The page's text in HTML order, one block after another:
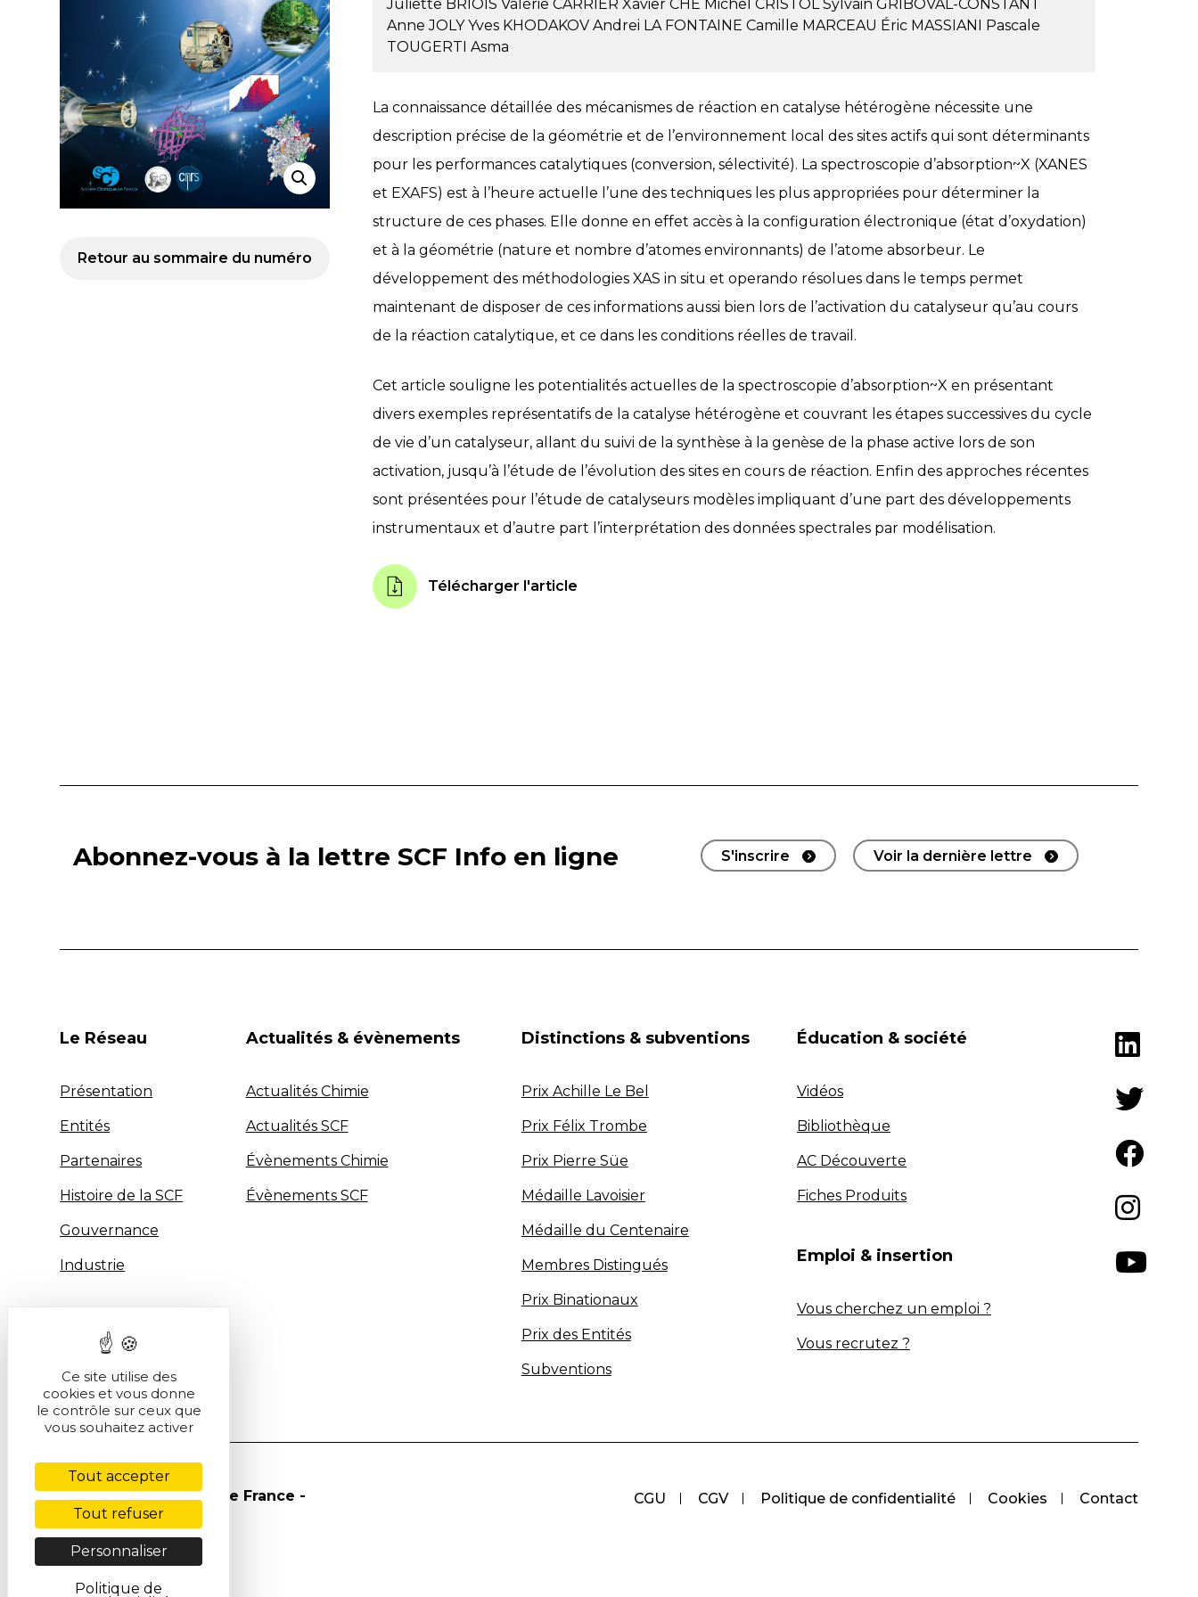
Retour au sommaire du numéro
Juliette BRIOIS Valérie CARRIER Xavier CHE Michel CRISTOL Sylvain GRIBOVAL-CONSTANT
AnneJOLY Yves KHODAKOV Andrei LA FONTAINE Camille MARCEAU Éric MASSIANI Pascale
TOUGERTI Asma
La connaissance détaillée des mécanismes de réaction en catalyse hétérogène nécessite une
description précise de la géométrie et de l’environnement local des sites actifs qui sont déterminants
pour les performances catalytiques (conversion, sélectivité). La spectroscopie d’absorption~X (XANES
et EXAFS) est à l’heure actuelle l’une des techniques les plus appropriées pour déterminer la
structure de ces phases. Elle donne en effet accès à la configuration électronique (état d’oxydation)
et à la géométrie (nature et nombre d’atomes environnants) de l’atome absorbeur. Le
développement des méthodologies XAS in situ et operando résolues dans le temps permet
maintenant de disposer de ces informations aussi bien lors de l’activation du catalyseur qu’au cours
de la réaction catalytique, et ce dans les conditions réelles de travail.
Cet article souligne les potentialités actuelles de la spectroscopie d’absorption~X en présentant
divers exemples représentatifs de la catalyse hétérogène et couvrant les étapes successives du cycle
de vie d’un catalyseur, allant du suivi de la synthèse à la genèse de la phase active lors de son
activation, jusqu’à l’étude de l’évolution des sites en cours de réaction. Enfin des approches récentes
sont présentées pour l’étude de catalyseurs modèles impliquant d’une part des développements
instrumentaux et d’autre part l’interprétation des données spectrales par modélisation.
Télécharger l'article
Abonnez-vous à la lettre SCF Info en ligne S'inscrire Voir la dernière lettre
Le Réseau
Présentation
Entités
Partenaires
Histoire de la SCF
Gouvernance
Industrie
Actualités & évènements
Actualités Chimie
Actualités SCF
Évènements Chimie
Évènements SCF
Distinctions & subventions
Prix Achille Le Bel
Prix Félix Trombe
Prix Pierre Süe
Médaille Lavoisier
Médaille du Centenaire
Membres Distingués
Prix Binationaux
Prix des Entités
Subventions
Éducation & société
Vidéos
Bibliothèque
AC Découverte
Fiches Produits
Emploi & insertion
Vous cherchez un emploi ?
Vous recrutez ?
CGU CGV Politique de confidentialité Cookies Contact
© Société Chimique de France -
2026
Ce site utilise des
cookies et vous donne
le contrôle sur ceux que
vous souhaitez activer
Tout accepter
Tout refuser
Personnaliser
Politique de